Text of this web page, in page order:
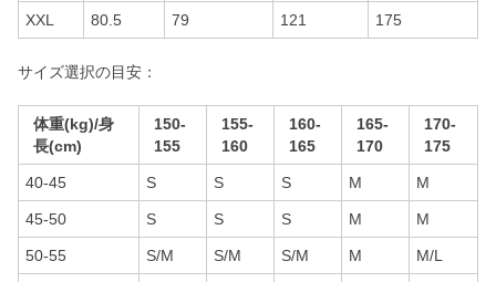
XXL 80.5 79 121 175
サイズ選択の目安：
体重(kg)/身
長(cm)
150-
155
155-
160
160-
165
165-
170
170-
175
40-45 S S S M M
45-50 S S S M M
50-55 S/M S/M S/M M M/L